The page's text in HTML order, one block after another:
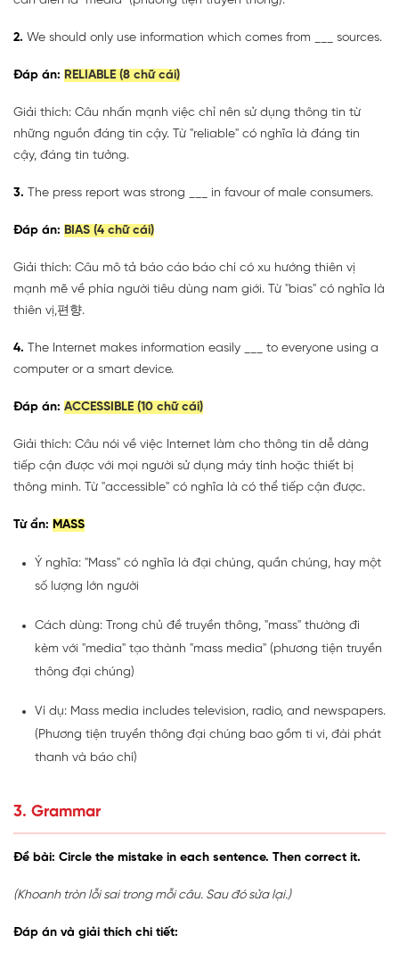
2. We should only use information which comes from ___ sources.
Đáp án: RELIABLE (8 chữ cái)
Giải thích: Câu nhấn mạnh việc chỉ nên sử dụng thông tin từ
những nguồn đáng tin cậy. Từ "reliable" có nghĩa là đáng tin
cậy, đáng tin tưởng.
3. The press report was strong ___ in favour of male consumers.
Đáp án: BIAS (4 chữ cái)
Giải thích: Câu mô tả báo cáo báo chí có xu hướng thiên vị
mạnh mẽ về phía người tiêu dùng nam giới. Từ "bias" có nghĩa là
thiên vị,편향.
4. The Internet makes information easily ___ to everyone using a
computer or a smart device.
Đáp án: ACCESSIBLE (10 chữ cái)
Giải thích: Câu nói về việc Internet làm cho thông tin dễ dàng
tiếp cận được với mọi người sử dụng máy tính hoặc thiết bị
thông minh. Từ "accessible" có nghĩa là có thể tiếp cận được.
Từ ẩn: MASS
Ý nghĩa: "Mass" có nghĩa là đại chúng, quần chúng, hay một
số lượng lớn người
Cách dùng: Trong chủ đề truyền thông, "mass" thường đi
kèm với "media" tạo thành "mass media" (phương tiện truyền
thông đại chúng)
Ví dụ: Mass media includes television, radio, and newspapers.
(Phương tiện truyền thông đại chúng bao gồm ti vi, đài phát
thanh và báo chí)
3. Grammar
Đề bài: Circle the mistake in each sentence. Then correct it.
(Khoanh tròn lỗi sai trong mỗi câu. Sau đó sửa lại.)
Đáp án và giải thích chi tiết: